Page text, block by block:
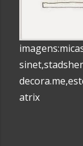
atrix